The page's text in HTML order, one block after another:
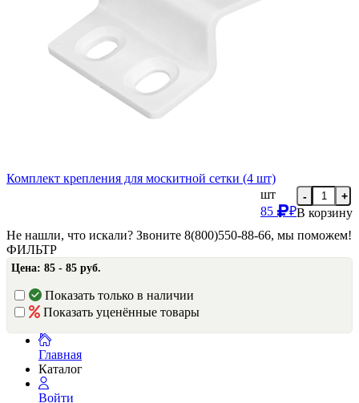
Комплект крепления для москитной сетки (4 шт)
шт
85
₽
- +
В корзину
Не нашли, что искали? Звоните 8(800)550-88-66, мы поможем!
ФИЛЬТР
Цена: 85 - 85 руб.
Показать только в наличии
Показать уценённые товары
Главная
Каталог
Войти